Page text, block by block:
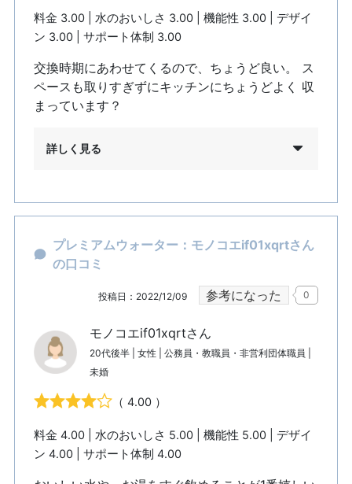
料金 3.00 | 水のおいしさ 3.00 | 機能性 3.00 | デザイ
ン 3.00 | サポート体制 3.00
交換時期にあわせてくるので、ちょうど良い。 ス
ペースも取りすぎずにキッチンにちょうどよく 収
まっています？
詳しく見る
プレミアムウォーター：モノコエif01xqrtさん
の口コミ
投稿日：2022/12/09 参考になった 0
モノコエif01xqrtさん
20代後半 | 女性 | 公務員・教職員・非営利団体職員 |
未婚
（ 4.00 ）
料金 4.00 | 水のおいしさ 5.00 | 機能性 5.00 | デザイ
ン 4.00 | サポート体制 4.00